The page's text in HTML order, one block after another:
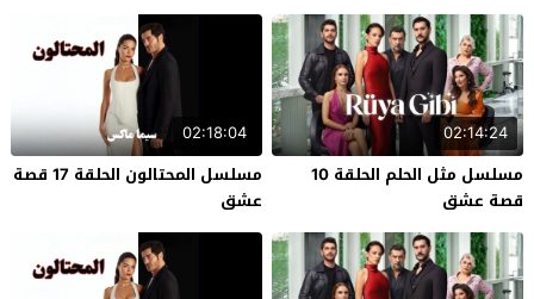
02:14:24
مسلسل مثل الحلم الحلقة 10
قصة عشق
02:18:04
مسلسل المحتالون الحلقة 17 قصة
عشق